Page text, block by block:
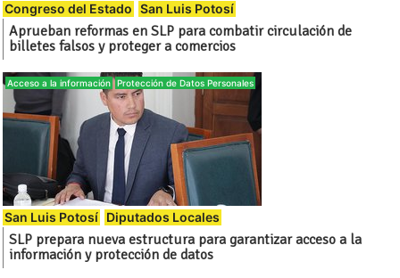
Congreso del Estado San Luis Potosí
Aprueban reformas en SLP para combatir circulación de
billetes falsos y proteger a comercios
Acceso a la información Protección de Datos Personales
San Luis Potosí Diputados Locales
SLP prepara nueva estructura para garantizar acceso a la
información y protección de datos